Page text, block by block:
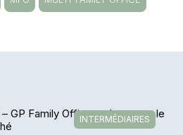
INTERMÉDIAIRES
– GP Family Office se lance sur le